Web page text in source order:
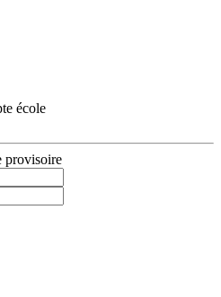
école
provisoire